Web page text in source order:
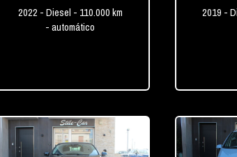
2022 - Diesel - 110.000 km
- automático
2019 -